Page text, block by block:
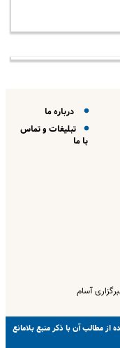
درباره ما
تبلیغات و تماس
با ما
آسام
از مطالب آن با ذکر منبع بلامانع